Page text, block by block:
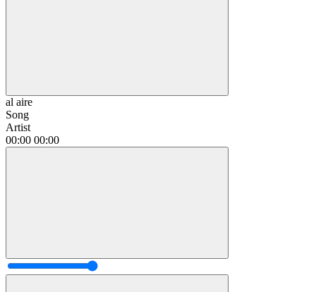
al aire
Song
Artist
00:00 00:00